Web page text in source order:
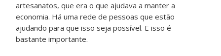
artesanatos, que era o que ajudava a manter a
economia. Há uma rede de pessoas que estão
ajudando para que isso seja possível. E isso é
bastante importante.